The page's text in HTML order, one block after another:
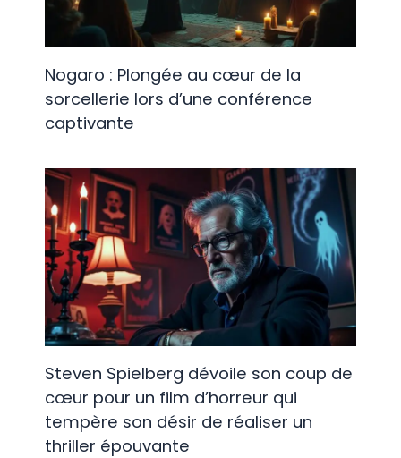
Nogaro : Plongée au cœur de la
sorcellerie lors d’une conférence
captivante
Steven Spielberg dévoile son coup de
cœur pour un film d’horreur qui
tempère son désir de réaliser un
thriller épouvante